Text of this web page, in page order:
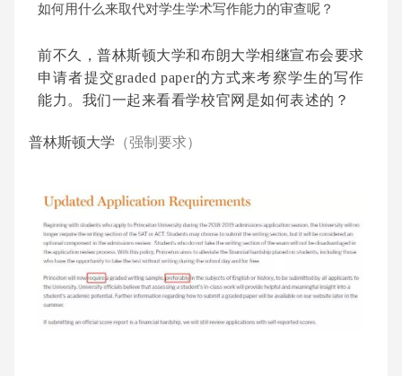
如何用什么来取代对学生学术写作能力的审查呢？
前不久，普林斯顿大学和布朗大学相继宣布会要求
申请者提交graded paper的方式来考察学生的写作
能力 。我们一起来看看学校官网是如何表述的？
普林斯顿大学 （强制要求）